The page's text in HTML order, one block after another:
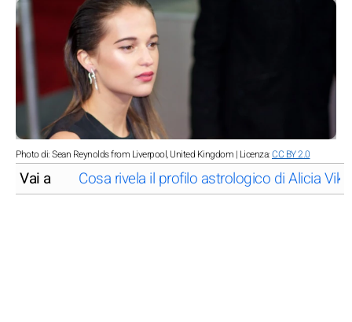
Photo di: Sean Reynolds from Liverpool, United Kingdom | Licenza:CC BY 2.0
Vai a Cosa rivela il profilo astrologico di Alicia